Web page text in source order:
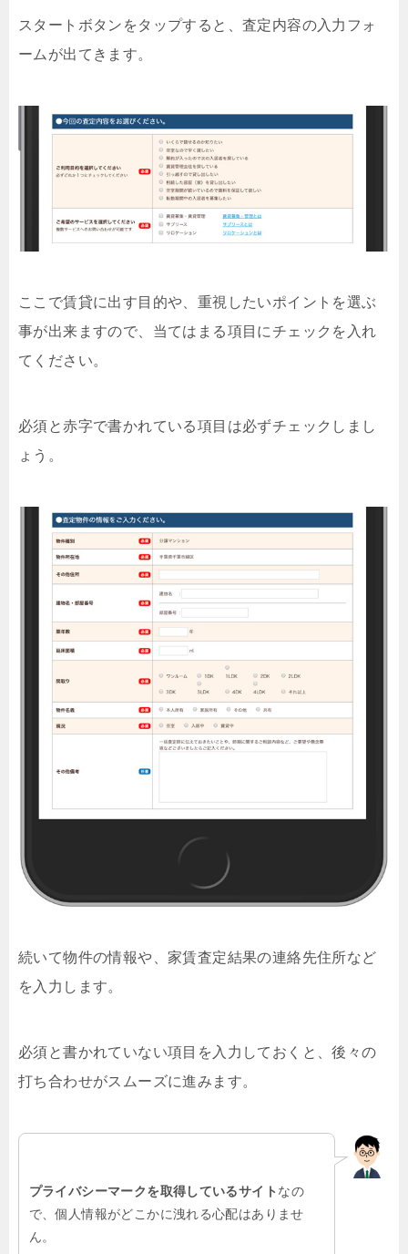
スタートボタンをタップすると、査定内容の入力フォ
ームが出てきます。
ここで賃貸に出す目的や、重視したいポイントを選ぶ
事が出来ますので、当てはまる項目にチェックを入れ
てください。
必須と赤字で書かれている項目は必ずチェックしまし
ょう。
続いて物件の情報や、家賃査定結果の連絡先住所など
を入力します。
必須と書かれていない項目を入力しておくと、後々の
打ち合わせがスムーズに進みます。
プライバシーマークを取得しているサイト なの
で、個人情報がどこかに洩れる心配はありませ
ん。